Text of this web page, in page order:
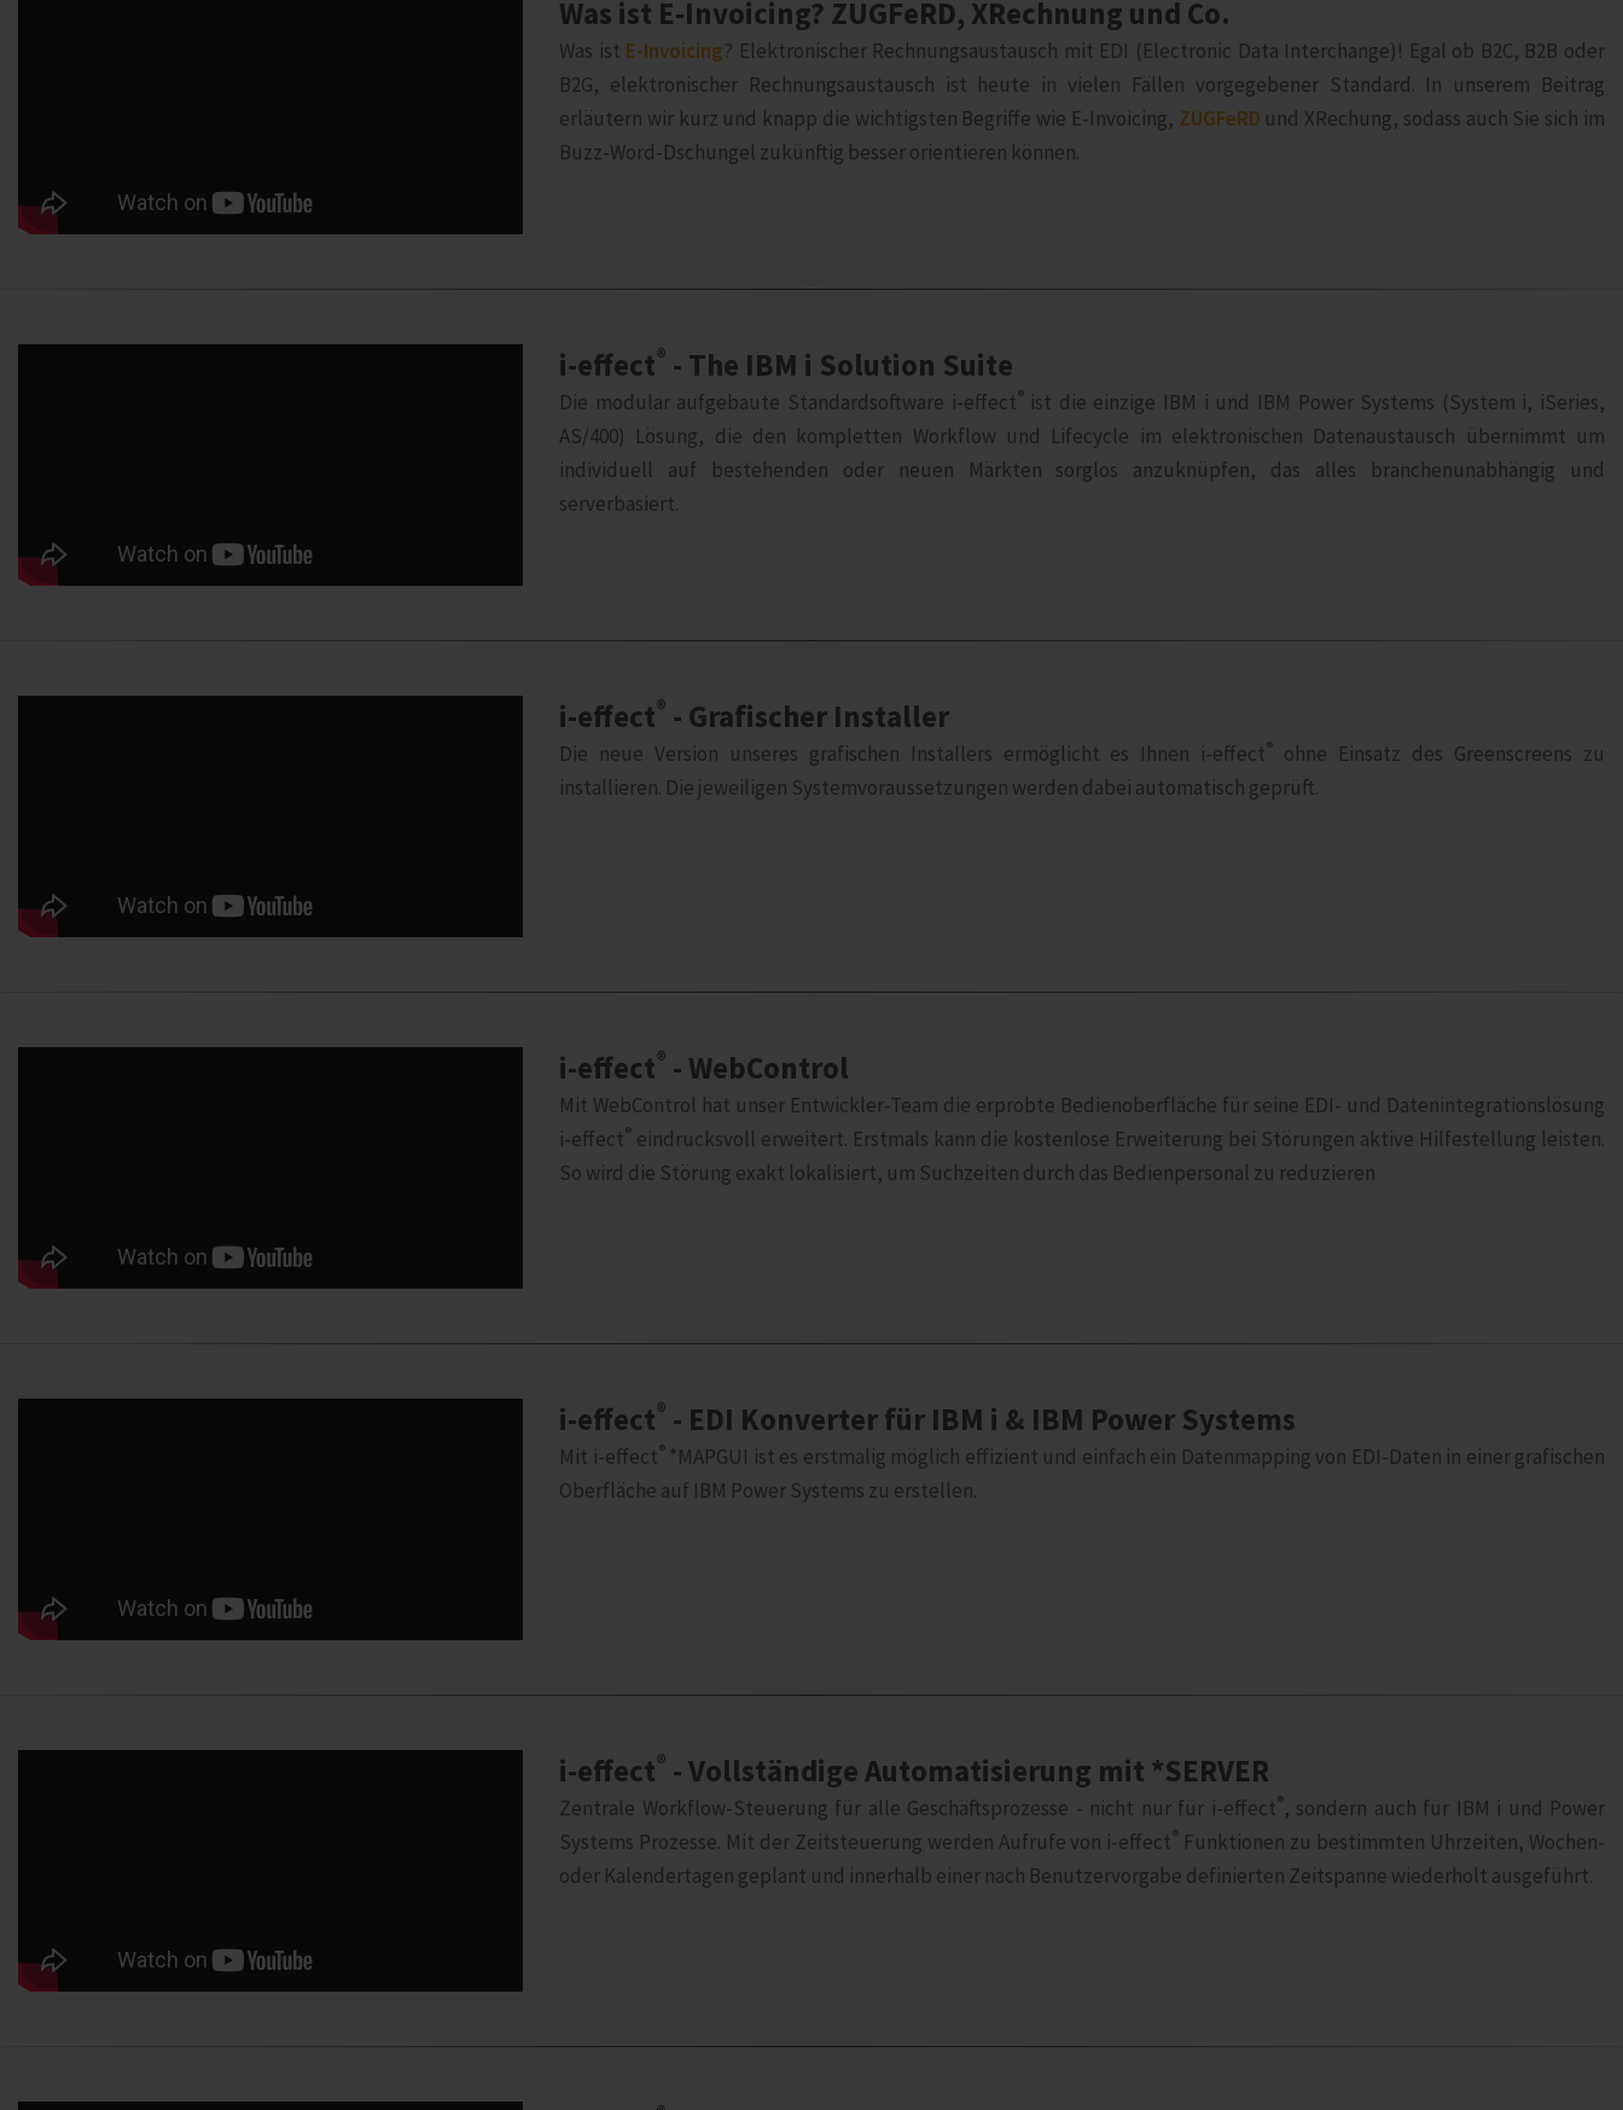
Was ist E-Invoicing? ZUGFeRD, XRechnung und Co.
Was ist E-Invoicing? Elektronischer Rechnungsaustausch mit EDI (Electronic Data Interchange)! Egal ob B2C, B2B oder
B2G, elektronischer Rechnungsaustausch ist heute in vielen Fällen vorgegebener Standard. In unserem Beitrag
erläutern wir kurz und knapp die wichtigsten Begriffe wie E-Invoicing, ZUGFeRD und XRechung, sodass auch Sie sich im
Buzz-Word-Dschungel zukünftig besser orientieren können.
i‑effect® - The IBM i Solution Suite
Die modular aufgebaute Standardsoftware i‑effect®ist die einzige IBM i und IBM Power Systems (System i, iSeries,
AS/400) Lösung, die den kompletten Workflow und Lifecycle im elektronischen Datenaustausch übernimmt um
individuell auf bestehenden oder neuen Märkten sorglos anzuknüpfen, das alles branchenunabhängig und
serverbasiert.
i‑effect® - Grafischer Installer
Die neue Version unseres grafischen Installers ermöglicht es Ihnen i‑effect®
ohne Einsatz des Greenscreens zu
installieren. Die jeweiligen Systemvoraussetzungen werden dabei automatisch geprüft.
i‑effect® - WebControl
Mit WebControl hat unser Entwickler-Team die erprobte Bedienoberfläche für seine EDI- und Datenintegrationslösung
i‑effect® eindrucksvoll erweitert. Erstmals kann die kostenlose Erweiterung bei Störungen aktive Hilfestellung leisten.
So wird die Störung exakt lokalisiert, um Suchzeiten durch das Bedienpersonal zu reduzieren
i‑effect® - EDI Konverter für IBM i & IBM Power Systems
Mit i‑effect®*MAPGUI ist es erstmalig möglich effizient und einfach ein Datenmapping von EDI-Daten in einer grafischen
Oberfläche auf IBM Power Systems zu erstellen.
i‑effect® - Vollständige Automatisierung mit *SERVER
Zentrale Workflow-Steuerung für alle Geschäftsprozesse - nicht nur für i‑effect®, sondern auch für IBM i und Power
Systems Prozesse. Mit der Zeitsteuerung werden Aufrufe von i‑effect® Funktionen zu bestimmten Uhrzeiten, Wochen-
oder Kalendertagen geplant und innerhalb einer nach Benutzervorgabe definierten Zeitspanne wiederholt ausgeführt.